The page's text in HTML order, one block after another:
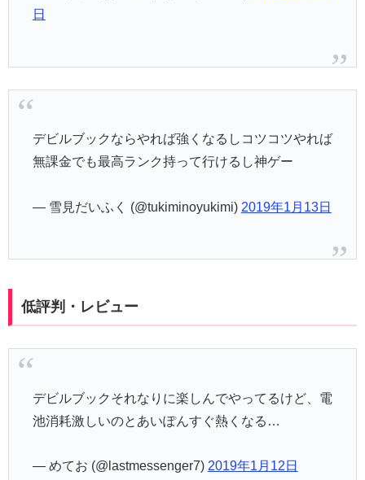
日
デビルブックならやれば強くなるしコツコツやれば
無課金でも最高ランク持って行けるし神ゲー
— 雪見だいふく (@tukiminoyukimi) 2019年1月13日
低評判・レビュー
デビルブックそれなりに楽しんでやってるけど、電
池消耗激しいのとあいぽんすぐ熱くなる…
— めてお (@lastmessenger7) 2019年1月12日